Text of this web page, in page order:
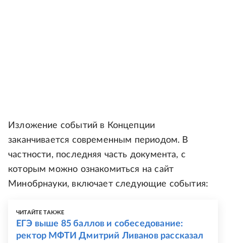
Изложение событий в Концепции
заканчивается современным периодом. В
частности, последняя часть документа, с
которым можно ознакомиться на сайт
Минобрнауки, включает следующие события:
ЧИТАЙТЕ ТАКЖЕ
ЕГЭ выше 85 баллов и собеседование:
ректор МФТИ Дмитрий Ливанов рассказал